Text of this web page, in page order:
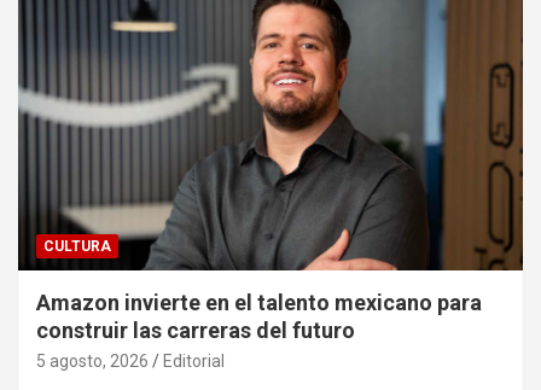
CULTURA
Amazon invierte en el talento mexicano para
construir las carreras del futuro
5 agosto, 2026 Editorial